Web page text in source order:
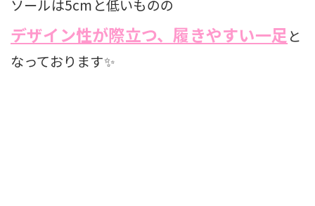
ソールは5cmと低いものの
デザイン性が際立つ、履きやすい一足と
なっております✨